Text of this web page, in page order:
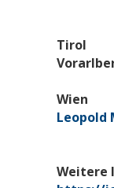
Tirol
Wien
Leopold
Weitere